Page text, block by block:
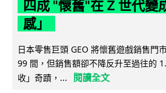
四成 "懷舊"在 Z 世代變
感」
日本零售巨頭 GEO 將懷舊遊戲銷售門
99 間，但銷售額卻不降反升至過往的
收」奇蹟，...
閱讀全文